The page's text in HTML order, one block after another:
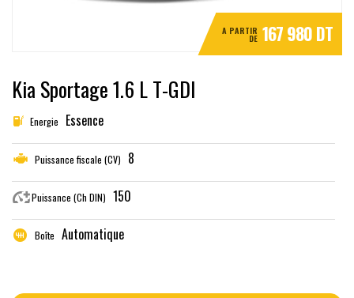
A PARTIR
DE 167 980 DT
Kia Sportage 1.6 L T-GDI
Energie Essence
Puissance fiscale (CV) 8
Puissance (Ch DIN) 150
Boîte Automatique